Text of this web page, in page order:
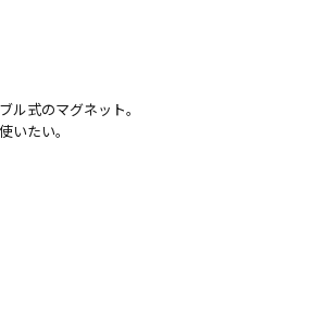
ル式のマグネット。
いたい。